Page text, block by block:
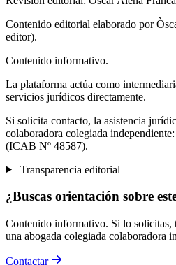
Contenido editorial elaborado por
editor).
Contenido informativo.
La plataforma actúa como
servicios jurídicos directamente.
Si solicita contacto, la asistencia
colaboradora colegiada
(ICAB Nº 48587).
Transparencia editorial
¿Buscas orientación sobre
Contenido informativo. Si lo solicitas,
una abogada colegiada colaboradora
Contactar